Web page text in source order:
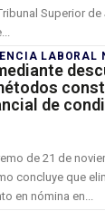
LABORAL
de
de 21 de
en nómina en...